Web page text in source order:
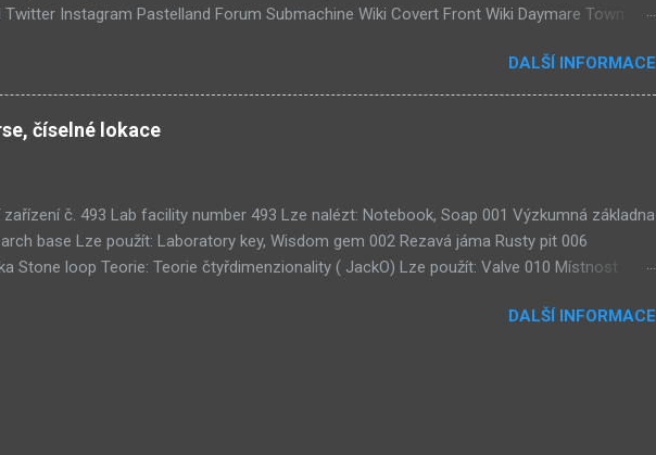
Instagram Pastelland Forum Submachine Wiki Covert Front Wiki Daymare Town
10: The Exit (93) Submachine 9: The Temple (89) Přicházejí "Čtenářské Ankety"!
Submachine: 32 Chambers (65) Covert Front 4: Spark of Life (Neaktuální) (54) Kulturní
probíhá všeobecná diskuze
DALŠÍ INFORMACE
číselné lokace
č. 493 Lab facility number 493 Lze nalézt: Notebook, Soap 001 Výzkumná základna
base Lze použít: Laboratory key, Wisdom gem 002 Rezavá jáma Rusty pit 006
Stone loop Teorie: Teorie čtyřdimenzionality ( JackO) Lze použít: Valve 010 Místnost
3× Wisdom gem 011 Koridor strojovny Clockwork corridor Teorie: Teorie karmy (Pyro
DALŠÍ INFORMACE